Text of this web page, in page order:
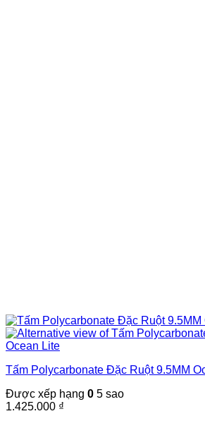
Tấm Polycarbonate Đặc Ruột 9.5MM
Được xếp hạng 0 5 sao
1.425.000 ₫